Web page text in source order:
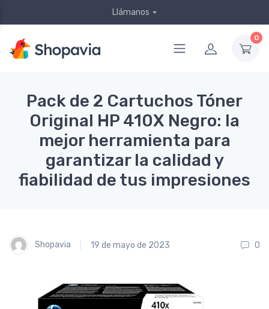
Llámanos
0
Pack de 2 Cartuchos Tóner
Original HP 410X Negro: la
mejor herramienta para
garantizar la calidad y
fiabilidad de tus impresiones
Shopavia 19 de mayo de 2023 0